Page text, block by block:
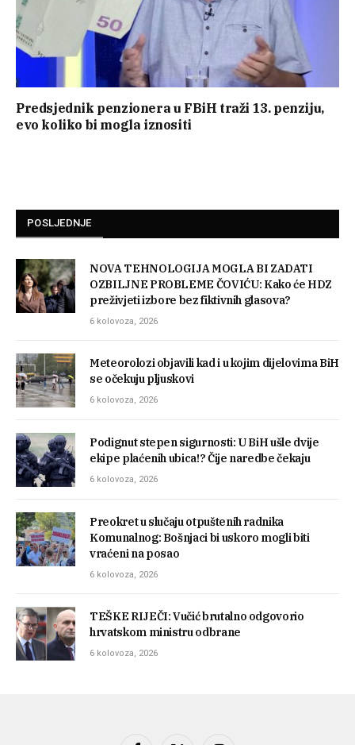
Predsjednik penzionera u FBiH traži 13. penziju,
evo koliko bi mogla iznositi
POSLJEDNJE
NOVA TEHNOLOGIJA MOGLA BI ZADATI
OZBILJNE PROBLEME ČOVIĆU: Kako će HDZ
preživjeti izbore bez fiktivnih glasova?
6 kolovoza, 2026
Meteorolozi objavili kad i u kojim dijelovima BiH
se očekuju pljuskovi
6 kolovoza, 2026
Podignut stepen sigurnosti: U BiH ušle dvije
ekipe plaćenih ubica!? Čije naredbe čekaju
6 kolovoza, 2026
Preokret u slučaju otpuštenih radnika
Komunalnog: Bošnjaci bi uskoro mogli biti
vraćeni na posao
6 kolovoza, 2026
TEŠKE RIJEČI: Vučić brutalno odgovorio
hrvatskom ministru odbrane
6 kolovoza, 2026